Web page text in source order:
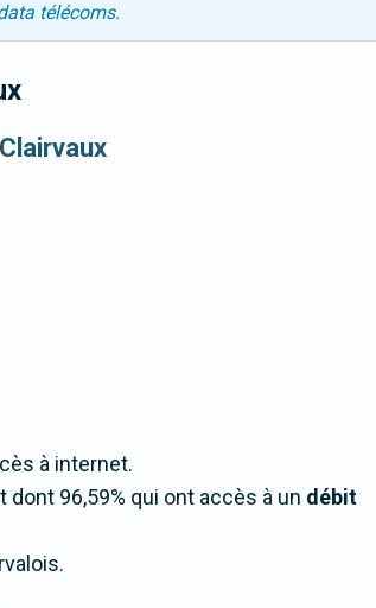
télécoms.
à internet.
96,59% qui ont accès à un débit